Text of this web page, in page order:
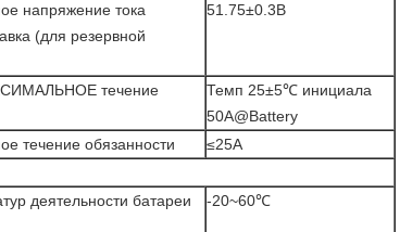
напряжение тока
(для резервной
51.75±0.3В
течение
Темп 25±5℃ инициала
50A@Battery
течение обязанности
≤25А
деятельности батареи
-20~60℃